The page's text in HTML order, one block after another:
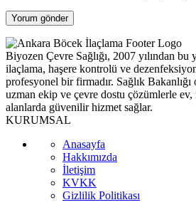
Biyozen Çevre Sağlığı, 2007 yılından bu
ilaçlama, haşere kontrolü ve
profesyonel bir firmadır. Sağlık Bakanlığı
uzman ekip ve çevre dostu çözümlerle
alanlarda güvenilir hizmet sağlar.
KURUMSAL
Anasayfa
Hakkımızda
İletişim
KVKK
Gizlilik Politikası